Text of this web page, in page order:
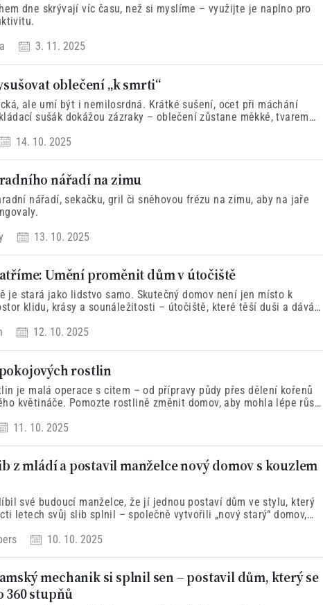
dne skrývají víc času, než si myslíme – využijte je naplno pro
3. 11. 2025
oblečení „k smrti“
ale umí být i nemilosrdná. Krátké sušení, ocet při máchání
sušák dokážou zázraky – oblečení zůstane měkké, tvarem
14. 10. 2025
nářadí na zimu
nářadí, sekačku, gril či sněhovou frézu na zimu, aby na jaře
13. 10. 2025
Umění proměnit dům v útočiště
je stará jako lidstvo samo. Skutečný domov není jen místo k
klidu, krásy a sounáležitosti – útočiště, které těší duši a dává
12. 10. 2025
rostlin
je malá operace s citem – od přípravy půdy přes dělení kořenů
květináče. Pomozte rostlině změnit domov, aby mohla lépe růst
11. 10. 2025
z mládí a postavil manželce nový domov s kouzlem
své budoucí manželce, že jí jednou postaví dům ve stylu, který
letech svůj slib splnil – společně vytvořili „nový starý“ domov,
10. 10. 2025
mechanik si splnil sen – postavil dům, který se
360 stupňů